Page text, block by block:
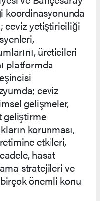
koordinasyonunda
ceviz yetiştiriciliği
üreticileri
platformda
ceviz
gelişmeler,
geliştirme
korunması,
etkileri,
hasat
stratejileri ve
önemli konu